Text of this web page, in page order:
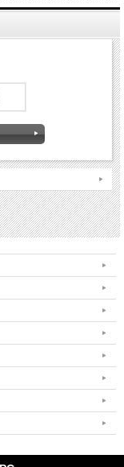
ードルはますます低くな
いて、かつての教養主義
きくかけ離れている。
学の独立行政法人化を
によって、日本の大学の
その危機に向き合うなか
いう場に携わってきた著
長選考と大学・学問の自
はならない「使命」とは
化研究・フランス文